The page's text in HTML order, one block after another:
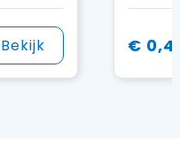
Bekijk €